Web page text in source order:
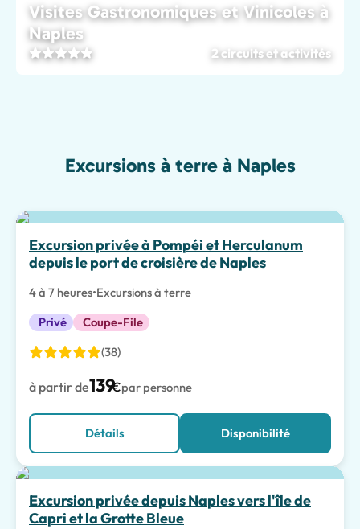
Visites Gastronomiques et Vinicoles à
Naples
2 circuits et activités
Excursions à terre à Naples
Excursion privée à Pompéi et Herculanum
depuis le port de croisière de Naples
4 à 7 heures•Excursions à terre
Privé
Coupe-File
(38)
à partir de139€par personne
Détails Disponibilité
Excursion privée depuis Naples vers l'île de
Capri et la Grotte Bleue